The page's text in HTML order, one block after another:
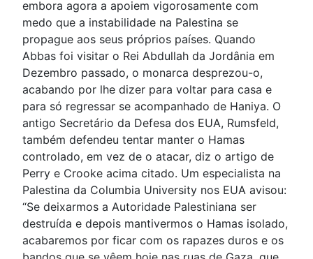
embora agora a apoiem vigorosamente com
medo que a instabilidade na Palestina se
propague aos seus próprios países. Quando
Abbas foi visitar o Rei Abdullah da Jordânia em
Dezembro passado, o monarca desprezou-o,
acabando por lhe dizer para voltar para casa e
para só regressar se acompanhado de Haniya. O
antigo Secretário da Defesa dos EUA, Rumsfeld,
também defendeu tentar manter o Hamas
controlado, em vez de o atacar, diz o artigo de
Perry e Crooke acima citado. Um especialista na
Palestina da Columbia University nos EUA avisou:
“Se deixarmos a Autoridade Palestiniana ser
destruída e depois mantivermos o Hamas isolado,
acabaremos por ficar com os rapazes duros e os